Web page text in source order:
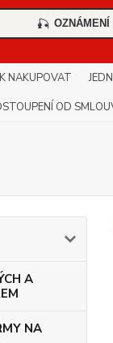
🎣 OZNÁMENÍ
NAKUPOVAT
OD
A
NA